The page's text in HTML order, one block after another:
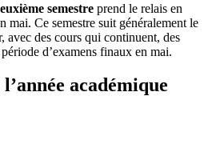
semestre prend le relais en
mai. Ce semestre suit généralement le
avec des cours qui continuent, des
d’examens finaux en mai.
académique